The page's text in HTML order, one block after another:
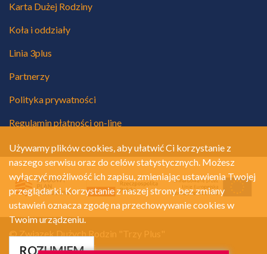
Karta Dużej Rodziny
Koła i oddziały
Linia 3plus
Partnerzy
Polityka prywatności
Regulamin płatności on-line
© Związek Dużych Rodzin "Trzy Plus"
Polityka prywatności
Używamy plików cookies, aby ułatwić Ci korzystanie z
naszego serwisu oraz do celów statystycznych. Możesz
wyłączyć możliwość ich zapisu, zmieniając ustawienia Twojej
przeglądarki. Korzystanie z naszej strony bez zmiany
ustawień oznacza zgodę na przechowywanie cookies w
Twoim urządzeniu.
ROZUMIEM